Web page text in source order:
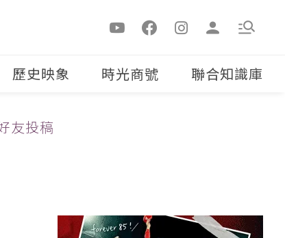
歷史映象 時光商號 聯合知識庫
友投稿